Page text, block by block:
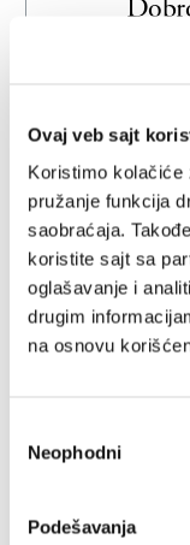
Ovaj veb sajt
Koristimo kolačiće
pružanje funkcija
saobraćaja.
koristite sajt sa
oglašavanje i
drugim
na osnovu
сагласности
Neophodni
Podešavanja
Unesite svoju
Email adresa
Lozinka